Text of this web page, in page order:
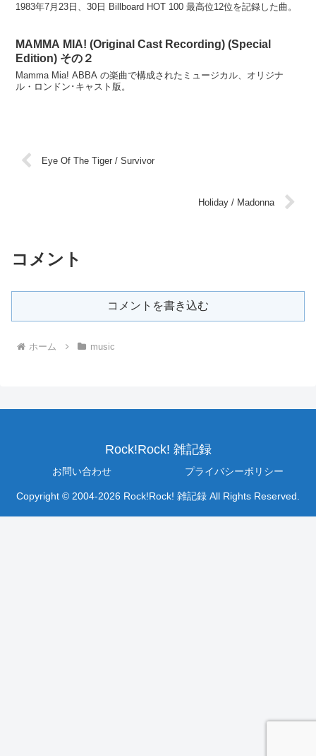
1983年7月23日、30日 Billboard HOT 100 最高位12位を記録した曲。
MAMMA MIA! (Original Cast Recording) (Special
Edition) その２
Mamma Mia! ABBA の楽曲で構成されたミュージカル、オリジナ
ル・ロンドン･キャスト版。
Eye Of The Tiger / Survivor
Holiday / Madonna
コメント
コメントを書き込む
ホーム music
Rock!Rock! 雑記録
お問い合わせ プライバシーポリシー
Copyright © 2004-2026 Rock!Rock! 雑記録 All Rights Reserved.